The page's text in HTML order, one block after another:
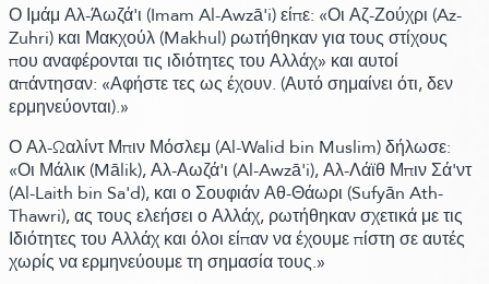
Ο Ιμάμ Αλ-Άωζά'ι (Imam Al-Awzā'i)είπε: «Οι Αζ-Ζούχρι (Az-
Zuhri)και Μακχούλ(Makhul)ρωτήθηκαν για τους στίχους
που αναφέρονται τις ιδιότητες του Αλλάχ» και αυτοί
απάντησαν: «Αφήστε τες ως έχουν. (Αυτό σημαίνει ότι, δεν
ερμηνεύονται).»
Ο Αλ-Ωαλίντ Μπιν Μόσλεμ (Al-Walid bin Muslim)δήλωσε:
«Οι Μάλικ(Mālik), Αλ-Αωζά'ι (Al-Awzā'i), Αλ-Λάϊθ Μπιν Σά'ντ
(Al-Laith bin Sa'd), και ο Σουφιάν Αθ-Θάωρι (Sufyān Ath-
Thawri), ας τους ελεήσει ο Αλλάχ, ρωτήθηκαν σχετικά με τις
Ιδιότητες του Αλλάχ και όλοι είπαν να έχουμε πίστη σε αυτές
χωρίς να ερμηνεύουμε τη σημασία τους.»